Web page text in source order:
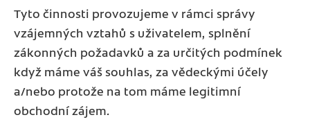
Tyto činnosti provozujeme v rámci správy
vzájemných vztahů s uživatelem, splnění
zákonných požadavků a za určitých podmínek
když máme váš souhlas, za vědeckými účely
a/nebo protože na tom máme legitimní
obchodní zájem.